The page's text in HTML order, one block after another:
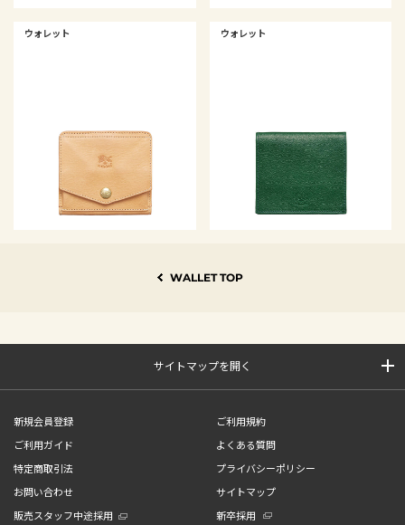
ウォレット ウォレット
WALLET TOP
サイトマップを開く
新規会員登録
ご利用規約
ご利用ガイド
よくある質問
特定商取引法
プライバシーポリシー
お問い合わせ
サイトマップ
販売スタッフ中途採用
新卒採用